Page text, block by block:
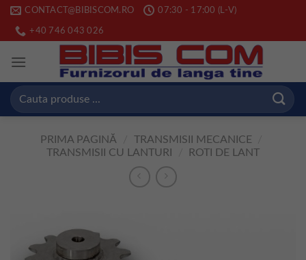
Skip
content
CONTACT@BIBISCOM.RO 07:30 - 17:00 (L-V)
+40 746 043 026
Caută
PRIMA PAGINĂ TRANSMISII MECANICE
TRANSMISII CU LANTURI
ROTI DE LANT